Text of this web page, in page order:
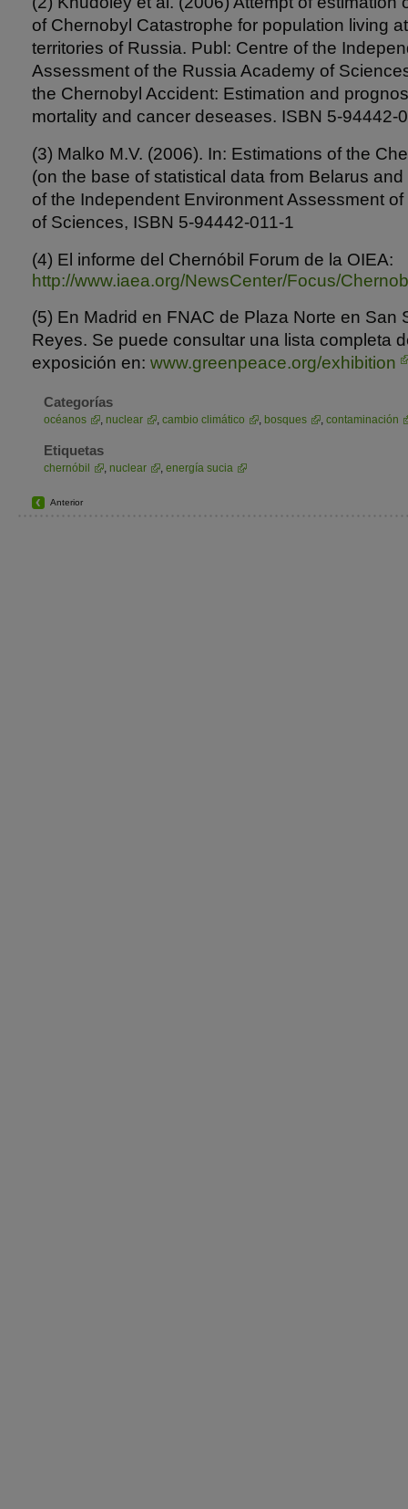
of Chernobyl Catastrophe for population living
territories of Russia. Publ: Centre of the
Assessment of the Russia Academy of
the Chernobyl Accident: Estimation and
mortality and cancer deseases. ISBN 5-94442-
(3) Malko M.V. (2006). In: Estimations of the
(on the base of statistical data from Belarus
of the Independent Environment Assessment
of Sciences, ISBN 5-94442-011-1
(4) El informe del Chernóbil Forum de la OIEA:
http://www.iaea.org/NewsCenter/Focus/
(5) En Madrid en FNAC de Plaza Norte en San
Reyes. Se puede consultar una lista completa
exposición en: www.greenpeace.org/exhibition
Categorías
océanos , nuclear , cambio climático , bosques , contaminación
Etiquetas
chernóbil , nuclear , energía sucia
Anterior